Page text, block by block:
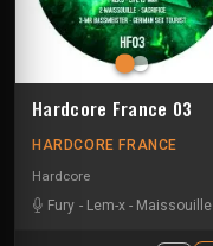
Hardcore France 03
HARDCORE FRANCE
Hardcore
Fury - Lem-x - Maissouille